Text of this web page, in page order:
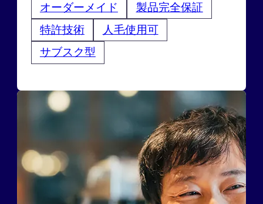
オーダーメイド
製品完全保証
特許技術
人毛使用可
サブスク型